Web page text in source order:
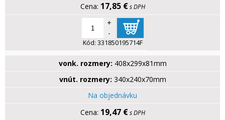
17,85 € s DPH
+
-
Kód: 331850195714F
vonk. rozmery: 408x299x81mm
vnút. rozmery: 340x240x70mm
Na objednávku
19,47 € s DPH